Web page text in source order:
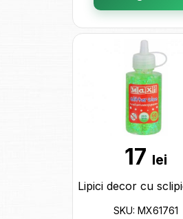
17 lei
SKU: MX61761